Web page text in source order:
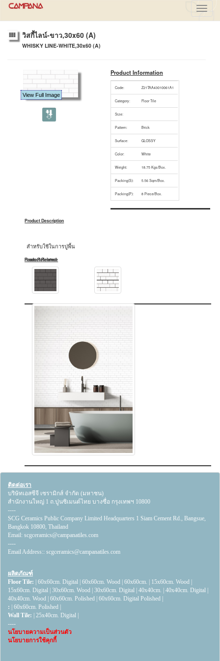
วิสกี้ไลน์-ขาว,30x60 (A)
WHISKY LINE-WHITE,30x60 (A)
Product Information
Code: Z21TAA43010061A1
Category: Floor Tile
Size:
Pattern: Brick
Surface: GLOSSY
Color: White
Weight: 18.75 Kgs/Box.
Packing(S): 5.56 Sqm/Box.
Packing(P): 8 Piece/Box.
Product Description
สำหรับใช้ในการปูพื้น
Product Related
Room Reference
ติดต่อเรา
บริษัทเอสซีจี เซรามิกส์ จำกัด (มหาชน)
สำนักงานใหญ่ 1 ถ.ปูนซิเมนต์ไทย บางซื่อ กรุงเทพฯ 10800
----
SCG Ceramics Public Company Limited Headquarters 1 Siam Cement Rd., Bangsue,
Bangkok 10800, Thailand
Email: scgceramics@campanatiles.com
----
Email Address:: scgceramics@campanatiles.com
ผลิตภัณฑ์
Floor Tile:
60x60cm. Digital 60x60cm. Wood 60x60cm. 15x60cm. Wood
15x60cm. Digital 30x60cm. Wood 30x60cm. Digital 40x40cm. 40x40cm. Digital
40x40cm. Wood 60x60cm. Polished 60x60cm. Digital Polished
:
60x60cm. Polished
Wall Tile:
25x40cm. Digital
----
นโยบายความเป็นส่วนตัว
นโยบายการใช้คุกกี้
View Full Image